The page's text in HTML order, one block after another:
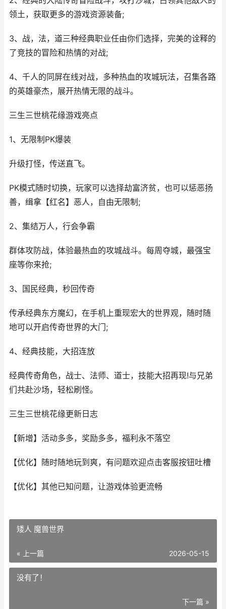
领土，获取更多的游戏资源装备;
3、战，法，道三种经典职业任由你们选择，完美的诠释的
了竞技的冒险和热情的对战;
4、千人的同屏在线对战，多种热血的攻城玩法，召集各路
的英雄豪杰，展开热情无限的战斗。
三生三世桃花缘游戏亮点
1、无限制PK爆装
升级打怪，传送直飞。
PK模式随时切换，玩家可以选择劫富济贫，也可以惩恶扬
善，缉拿【红名】恶人，自由无限制;
2、集结万人，行会争霸
群体攻防战，体验最热血的攻城战斗。每周夺城，最强宝
座等你来抢;
3、国民经典，秒回传奇
传承经典东方魔幻，在手机上重现宏大的世界观，随时随
地可以开启传奇世界的大门;
4、经典技能，大招连放
经典传奇角色，战士、法师、道士，技能大招再现!与兄弟
们共赴沙场，轻松刷怪。
三生三世桃花缘更新日志
【新增】活动多多，奖励多多，福利永不落空
【优化】随时随地玩到爽，有问题欢迎点击客服按钮吐槽
【优化】其他已知问题，让游戏体验更流畅
矮人 魔兽世界
« 上一篇 2026-05-15
没有了！
下一篇 »